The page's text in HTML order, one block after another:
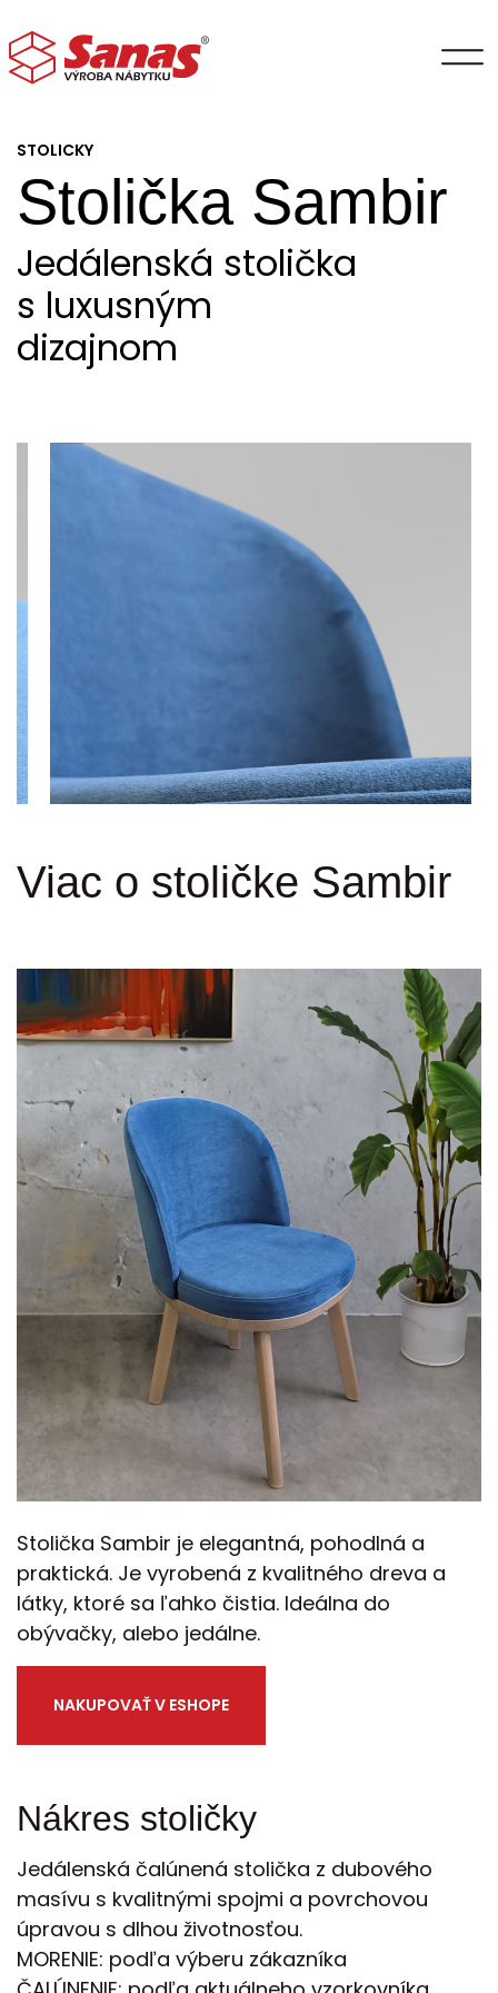
STOLICKY
Stolička Sambir
Jedálenská stolička
s luxusným
dizajnom
Viac o stoličke Sambir
Stolička Sambir je elegantná, pohodlná a
praktická. Je vyrobená z kvalitného dreva a
látky, ktoré sa ľahko čistia. Ideálna do
obývačky, alebo jedálne.
NAKUPOVAŤ V ESHOPE
Nákres stoličky
Jedálenská čalúnená stolička z dubového
masívu s kvalitnými spojmi a povrchovou
úpravou s dlhou životnosťou.
MORENIE: podľa výberu zákazníka